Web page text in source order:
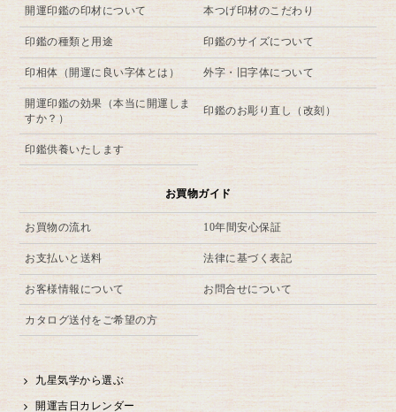
開運印鑑の印材について 本つげ印材のこだわり
印鑑の種類と用途 印鑑のサイズについて
印相体（開運に良い字体とは） 外字・旧字体について
開運印鑑の効果（本当に開運しま
すか？）
印鑑のお彫り直し（改刻）
印鑑供養いたします
お買物ガイド
お買物の流れ 10年間安心保証
お支払いと送料 法律に基づく表記
お客様情報について お問合せについて
カタログ送付をご希望の方
九星気学から選ぶ
開運吉日カレンダー